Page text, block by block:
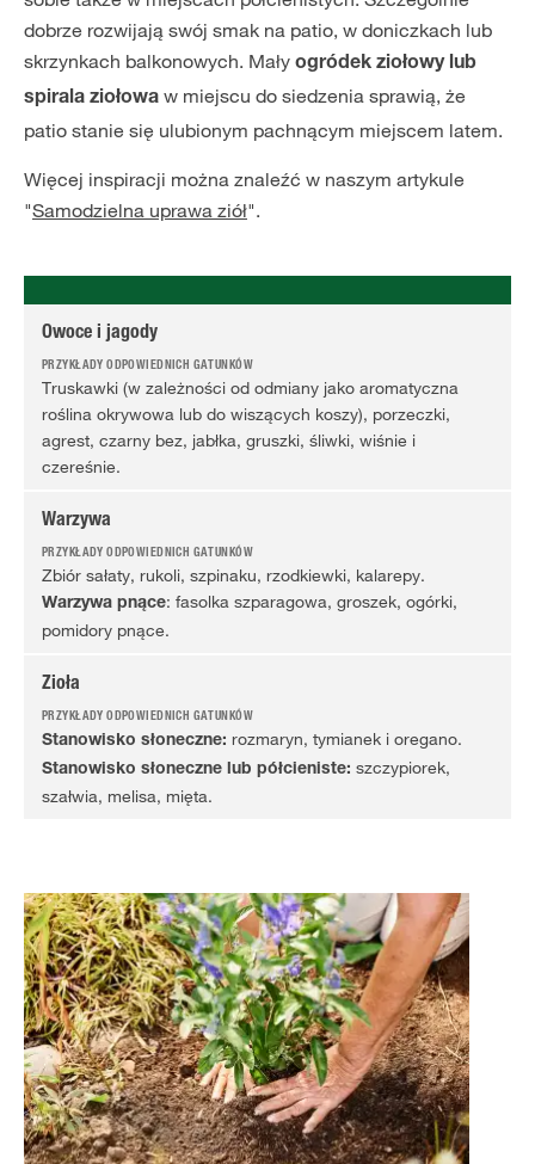
dobrze rozwijają swój smak na patio, w doniczkach lub
skrzynkach balkonowych. Mały ogródek ziołowy lub
spirala ziołowa w miejscu do siedzenia sprawią, że
patio stanie się ulubionym pachnącym miejscem latem.
Więcej inspiracji można znaleźć w naszym artykule
"Samodzielna uprawa ziół".
Owoce i jagody
Truskawki (w zależności od odmiany jako aromatyczna
roślina okrywowa lub do wiszących koszy), porzeczki,
agrest, czarny bez, jabłka, gruszki, śliwki, wiśnie i
czereśnie.
Warzywa
Zbiór sałaty, rukoli, szpinaku, rzodkiewki, kalarepy.
Warzywa pnące: fasolka szparagowa, groszek, ogórki,
pomidory pnące.
Zioła
Stanowisko słoneczne: rozmaryn, tymianek i oregano.
Stanowisko słoneczne lub półcieniste: szczypiorek,
szałwia, melisa, mięta.